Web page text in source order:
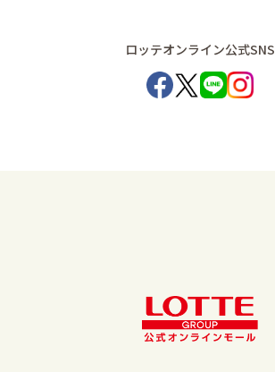
ロッテオンライン公式SNS